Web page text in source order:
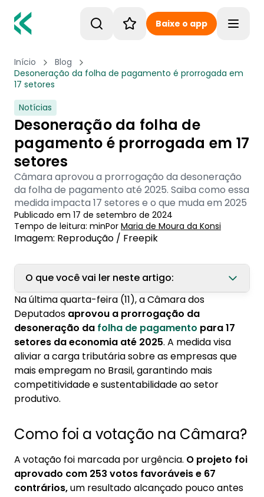
Baixe o app
Início
Blog
Desoneração da folha de pagamento é prorrogada em
17 setores
Notícias
Desoneração da folha de
pagamento é prorrogada em 17
setores
Câmara aprovou a prorrogação da desoneração
da folha de pagamento até 2025. Saiba como essa
medida impacta 17 setores e o que muda em 2025
Publicado em 17 de setembro de 2024
Tempo de leitura: minPor Maria de Moura da Konsi
Imagem: Reprodução / Freepik
O que você vai ler neste artigo:
1. Como foi a votação na Câmara?
2. O que é a desoneração da folha de
pagamento?
3. Proposta enfrenta resistência do Banco
Central
Na última quarta-feira (11), a Câmara dos
Deputados aprovou a prorrogação da
desoneração da folha de pagamento para 17
setores da economia até 2025. A medida visa
aliviar a carga tributária sobre as empresas que
mais empregam no Brasil, garantindo mais
competitividade e sustentabilidade ao setor
produtivo.
Como foi a votação na Câmara?
A votação foi marcada por urgência. O projeto foi
aprovado com 253 votos favoráveis e 67
contrários,um resultado alcançado pouco antes